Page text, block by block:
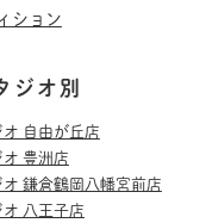
ション
ジオ別
自由が丘店
豊洲店
鎌倉鶴岡八幡宮前店
八王子店